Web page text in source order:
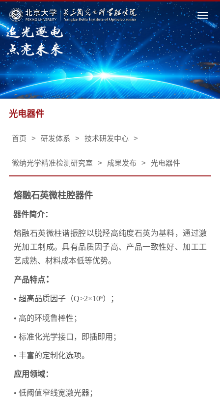
光电器件
首页 > 研发体系 > 技术研发中心 >
微纳光学精准检测研究室 > 成果发布 > 光电器件
熔融石英微柱腔器件
器件简介：
熔融石英微柱谐振腔以脱羟高纯度石英为基料，通过激
光加工制成。具有品质因子高、产品一致性好、加工工
艺成熟、材料成本低等优势。
产品特点：
• 超高品质因子（Q>2×109）；
• 高的环境鲁棒性；
• 标准化光学接口，即插即用；
• 丰富的定制化选项。
应用领域：
• 低阈值窄线宽激光器；